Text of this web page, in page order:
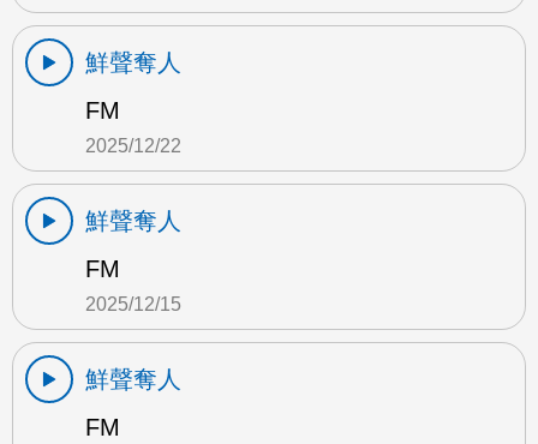
鮮聲奪人
FM
2025/12/22
鮮聲奪人
FM
2025/12/15
鮮聲奪人
FM